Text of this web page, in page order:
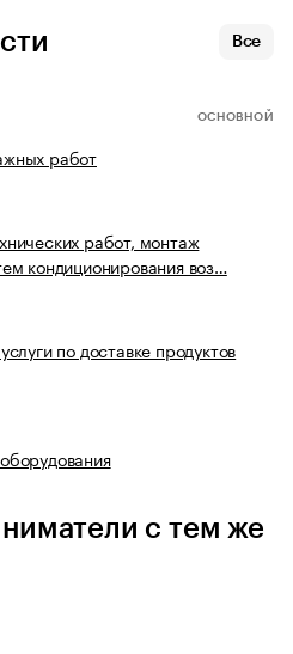
Все
ОСНОВНОЙ
работ
работ, монтаж
кондиционирования воз…
по доставке продуктов
с тем же